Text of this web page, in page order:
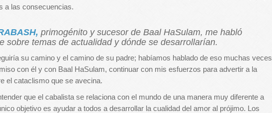
a las consecuencias.
primogénito y sucesor de Baal HaSulam, me habló
sobre temas de actualidad y dónde se desarrollarían.
su camino y el camino de su padre; habíamos hablado de eso muchas veces
con él y con Baal HaSulam, continuar con mis esfuerzos para advertir a la
el cataclismo que se avecina.
que el cabalista se relaciona con el mundo de una manera muy diferente a
objetivo es ayudar a todos a desarrollar la cualidad del amor al prójimo. Los